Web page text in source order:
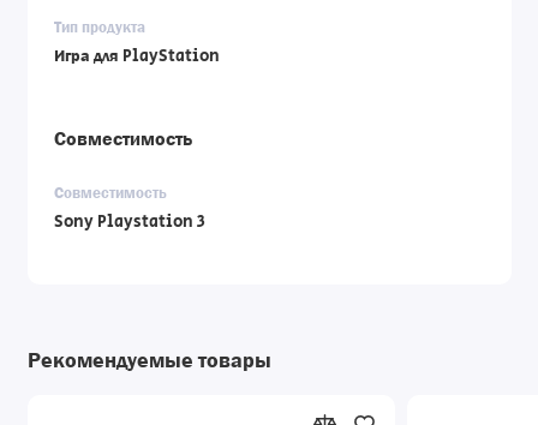
Тип продукта
Игра для PlayStation
Совместимость
Совместимость
Sony Playstation 3
Рекомендуемые товары